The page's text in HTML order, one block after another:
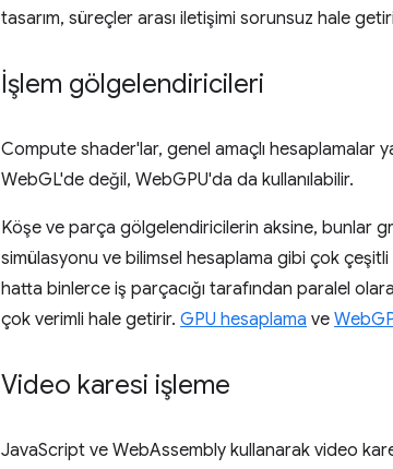
tasarım, süreçler arası iletişimi sorunsuz hale
İşlem gölgelendiricileri
Compute shader'lar, genel amaçlı hesaplamalar
WebGL'de değil, WebGPU'da da kullanılabilir.
Köşe ve parça gölgelendiricilerin aksine, bunlar
simülasyonu ve bilimsel hesaplama gibi çok
hatta binlerce iş parçacığı tarafından paralel
çok verimli hale getirir. GPU hesaplama ve
Video karesi işleme
JavaScript ve WebAssembly kullanarak video